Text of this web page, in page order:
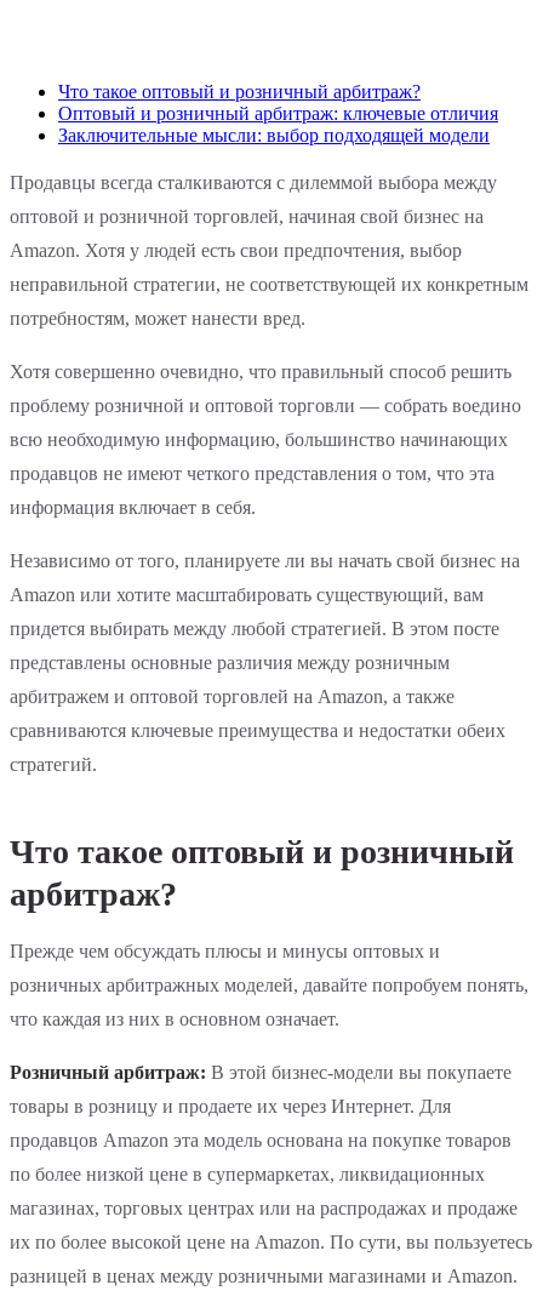
Что такое оптовый и розничный арбитраж?
Оптовый и розничный арбитраж: ключевые отличия
Заключительные мысли: выбор подходящей модели
Продавцы всегда сталкиваются с дилеммой выбора между
оптовой и розничной торговлей, начиная свой бизнес на
Amazon. Хотя у людей есть свои предпочтения, выбор
неправильной стратегии, не соответствующей их конкретным
потребностям, может нанести вред.
Хотя совершенно очевидно, что правильный способ решить
проблему розничной и оптовой торговли — собрать воедино
всю необходимую информацию, большинство начинающих
продавцов не имеют четкого представления о том, что эта
информация включает в себя.
Независимо от того, планируете ли вы начать свой бизнес на
Amazon или хотите масштабировать существующий, вам
придется выбирать между любой стратегией. В этом посте
представлены основные различия между розничным
арбитражем и оптовой торговлей на Amazon, а также
сравниваются ключевые преимущества и недостатки обеих
стратегий.
Что такое оптовый и розничный
арбитраж?
Прежде чем обсуждать плюсы и минусы оптовых и
розничных арбитражных моделей, давайте попробуем понять,
что каждая из них в основном означает.
Розничный арбитраж: В этой бизнес-модели вы покупаете
товары в розницу и продаете их через Интернет. Для
продавцов Amazon эта модель основана на покупке товаров
по более низкой цене в супермаркетах, ликвидационных
магазинах, торговых центрах или на распродажах и продаже
их по более высокой цене на Amazon. По сути, вы пользуетесь
разницей в ценах между розничными магазинами и Amazon.